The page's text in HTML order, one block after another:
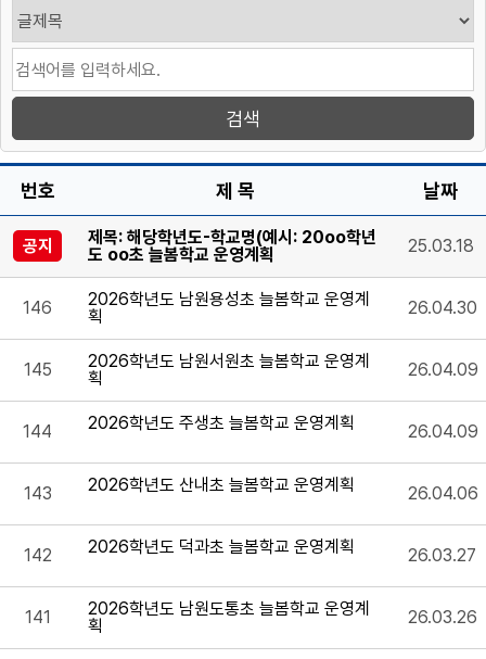
번호 제 목 날짜
공지
제목: 해당학년도-학교명(예시: 20oo학년
도 oo초 늘봄학교 운영계획
25.03.18
146
2026학년도 남원용성초 늘봄학교 운영계
획
26.04.30
145
2026학년도 남원서원초 늘봄학교 운영계
획
26.04.09
144 2026학년도 주생초 늘봄학교 운영계획 26.04.09
143 2026학년도 산내초 늘봄학교 운영계획 26.04.06
142 2026학년도 덕과초 늘봄학교 운영계획 26.03.27
141
2026학년도 남원도통초 늘봄학교 운영계
획
26.03.26